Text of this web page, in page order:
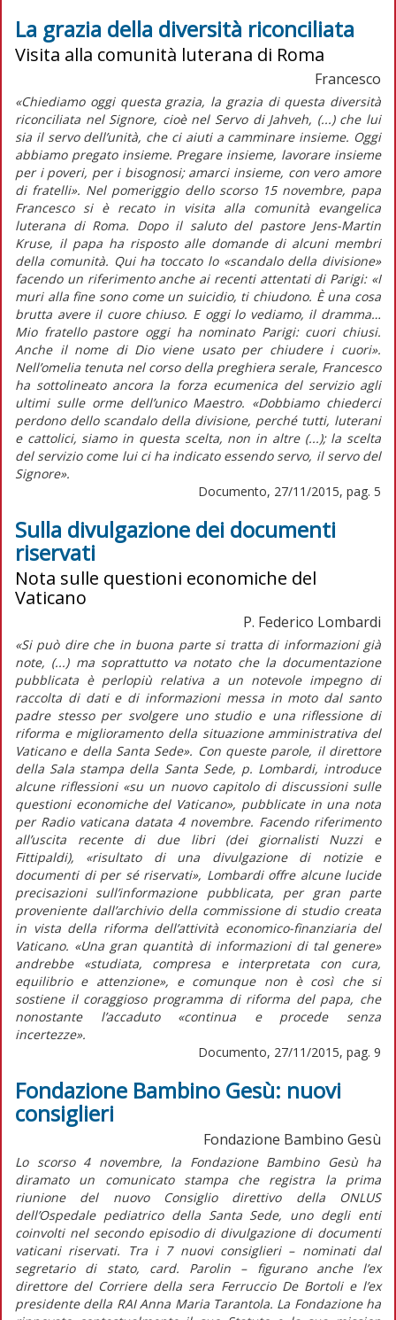
La grazia della diversità riconciliata
Visita alla comunità luterana di Roma
Francesco
«Chiediamo oggi questa grazia, la grazia di questa diversità
riconciliata nel Signore, cioè nel Servo di Jahveh, (...) che lui
sia il servo dell’unità, che ci aiuti a camminare insieme. Oggi
abbiamo pregato insieme. Pregare insieme, lavorare insieme
per i poveri, per i bisognosi; amarci insieme, con vero amore
di fratelli». Nel pomeriggio dello scorso 15 novembre, papa
Francesco si è recato in visita alla comunità evangelica
luterana di Roma. Dopo il saluto del pastore Jens-Martin
Kruse, il papa ha risposto alle domande di alcuni membri
della comunità. Qui ha toccato lo «scandalo della divisione»
facendo un riferimento anche ai recenti attentati di Parigi: «I
muri alla fine sono come un suicidio, ti chiudono. È una cosa
brutta avere il cuore chiuso. E oggi lo vediamo, il dramma…
Mio fratello pastore oggi ha nominato Parigi: cuori chiusi.
Anche il nome di Dio viene usato per chiudere i cuori».
Nell’omelia tenuta nel corso della preghiera serale, Francesco
ha sottolineato ancora la forza ecumenica del servizio agli
ultimi sulle orme dell’unico Maestro. «Dobbiamo chiederci
perdono dello scandalo della divisione, perché tutti, luterani
e cattolici, siamo in questa scelta, non in altre (...); la scelta
del servizio come lui ci ha indicato essendo servo, il servo del
Signore».
Documento, 27/11/2015, pag. 5
Sulla divulgazione dei documenti
riservati
Nota sulle questioni economiche del
Vaticano
P. Federico Lombardi
«Si può dire che in buona parte si tratta di informazioni già
note, (...) ma soprattutto va notato che la documentazione
pubblicata è perlopiù relativa a un notevole impegno di
raccolta di dati e di informazioni messa in moto dal santo
padre stesso per svolgere uno studio e una riflessione di
riforma e miglioramento della situazione amministrativa del
Vaticano e della Santa Sede». Con queste parole, il direttore
della Sala stampa della Santa Sede, p. Lombardi, introduce
alcune riflessioni «su un nuovo capitolo di discussioni sulle
questioni economiche del Vaticano», pubblicate in una nota
per Radio vaticana datata 4 novembre. Facendo riferimento
all’uscita recente di due libri (dei giornalisti Nuzzi e
Fittipaldi), «risultato di una divulgazione di notizie e
documenti di per sé riservati», Lombardi offre alcune lucide
precisazioni sull’informazione pubblicata, per gran parte
proveniente dall’archivio della commissione di studio creata
in vista della riforma dell’attività economico-finanziaria del
Vaticano. «Una gran quantità di informazioni di tal genere»
andrebbe «studiata, compresa e interpretata con cura,
equilibrio e attenzione», e comunque non è così che si
sostiene il coraggioso programma di riforma del papa, che
nonostante l’accaduto «continua e procede senza
incertezze».
Documento, 27/11/2015, pag. 9
Fondazione Bambino Gesù: nuovi
consiglieri
Fondazione Bambino Gesù
Lo scorso 4 novembre, la Fondazione Bambino Gesù ha
diramato un comunicato stampa che registra la prima
riunione del nuovo Consiglio direttivo della ONLUS
dell’Ospedale pediatrico della Santa Sede, uno degli enti
coinvolti nel secondo episodio di divulgazione di documenti
vaticani riservati. Tra i 7 nuovi consiglieri – nominati dal
segretario di stato, card. Parolin – figurano anche l’ex
direttore del Corriere della sera Ferruccio De Bortoli e l’ex
presidente della RAI Anna Maria Tarantola. La Fondazione ha